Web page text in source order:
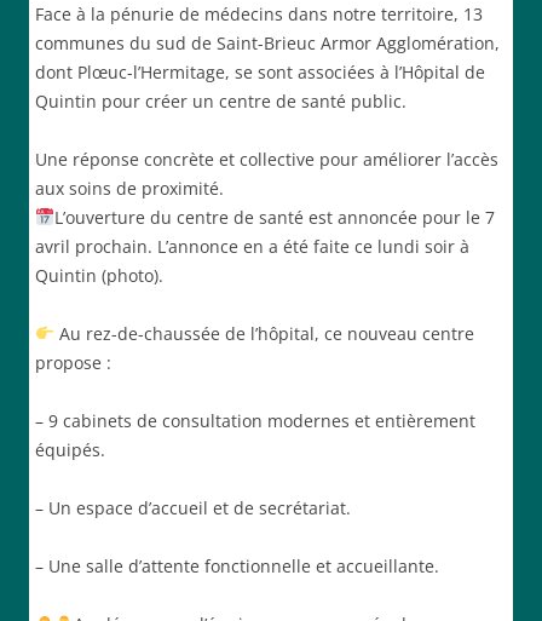
Face à la pénurie de médecins dans notre territoire, 13
communes du sud de Saint-Brieuc Armor Agglomération,
dont Plœuc-l’Hermitage, se sont associées à l’Hôpital de
Quintin pour créer un centre de santé public.
Une réponse concrète et collective pour améliorer l’accès
aux soins de proximité.
L’ouverture du centre de santé est annoncée pour le 7
avril prochain. L’annonce en a été faite ce lundi soir à
Quintin (photo).
Au rez-de-chaussée de l’hôpital, ce nouveau centre
propose :
– 9 cabinets de consultation modernes et entièrement
équipés.
– Un espace d’accueil et de secrétariat.
– Une salle d’attente fonctionnelle et accueillante.